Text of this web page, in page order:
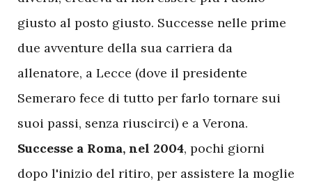
giusto al posto giusto. Successe nelle prime
due avventure della sua carriera da
allenatore, a Lecce (dove il presidente
Semeraro fece di tutto per farlo tornare sui
suoi passi, senza riuscirci) e a Verona.
Successe a Roma, nel 2004, pochi giorni
dopo l'inizio del ritiro, per assistere la moglie